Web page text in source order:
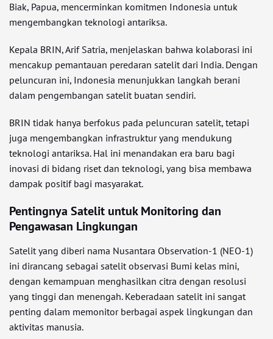
Biak, Papua, mencerminkan komitmen Indonesia untuk
mengembangkan teknologi antariksa.
Kepala BRIN, Arif Satria, menjelaskan bahwa kolaborasi ini
mencakup pemantauan peredaran satelit dari India. Dengan
peluncuran ini, Indonesia menunjukkan langkah berani
dalam pengembangan satelit buatan sendiri.
BRIN tidak hanya berfokus pada peluncuran satelit, tetapi
juga mengembangkan infrastruktur yang mendukung
teknologi antariksa. Hal ini menandakan era baru bagi
inovasi di bidang riset dan teknologi, yang bisa membawa
dampak positif bagi masyarakat.
Pentingnya Satelit untuk Monitoring dan
Pengawasan Lingkungan
Satelit yang diberi nama Nusantara Observation-1 (NEO-1)
ini dirancang sebagai satelit observasi Bumi kelas mini,
dengan kemampuan menghasilkan citra dengan resolusi
yang tinggi dan menengah. Keberadaan satelit ini sangat
penting dalam memonitor berbagai aspek lingkungan dan
aktivitas manusia.